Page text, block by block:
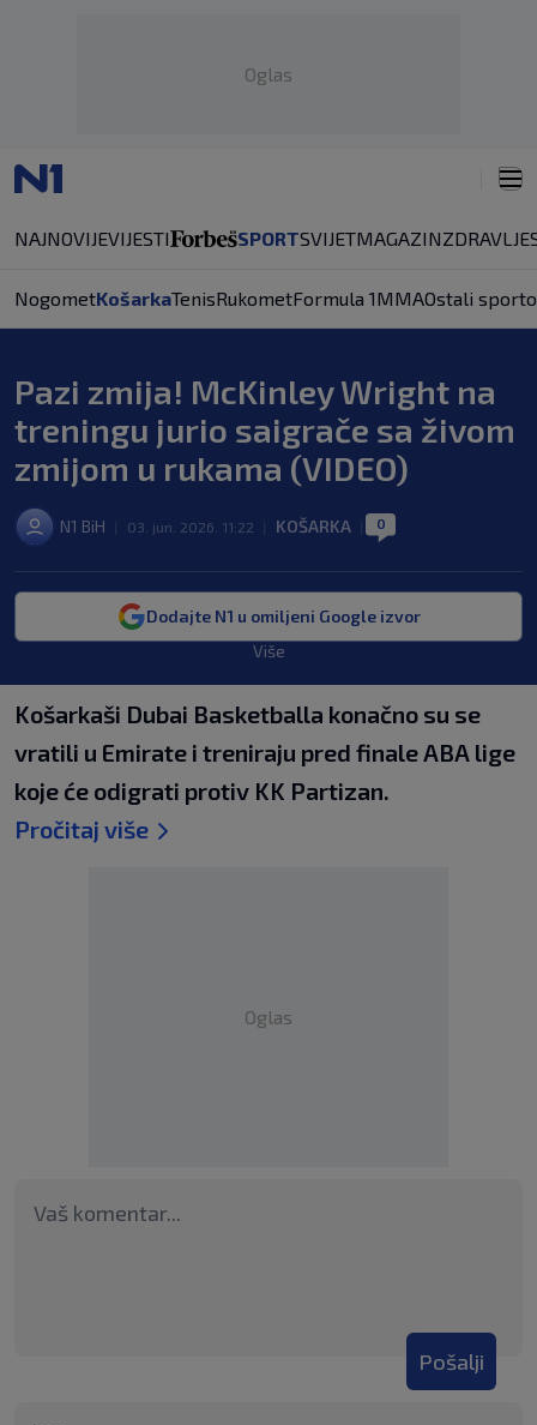
Oglas
NAJNOVIJEVIJESTI SPORTSVIJETMAGAZINZDRAVLJE
NogometKošarkaTenisRukometFormula 1MMAOstali
Pazi zmija! McKinley Wright na
treningu jurio saigrače sa živom
zmijom u rukama (VIDEO)
N1 BiH 03. jun. 2026. 11:22 KOŠARKA 0
Dodajte N1 u omiljeni Google izvor
Više
Košarkaši Dubai Basketballa konačno su se
vratili u Emirate i treniraju pred finale ABA lige
koje će odigrati protiv KK Partizan.
Pročitaj više
Oglas
Pošalji